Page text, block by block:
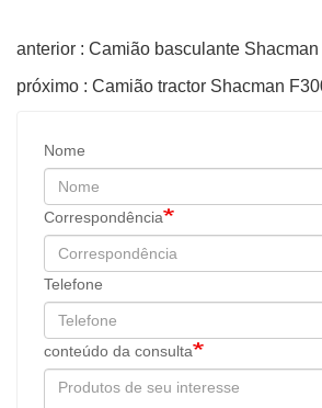
anterior : Camião basculante
próximo : Camião tractor Shacman
Nome
Correspondência
Telefone
conteúdo da consulta